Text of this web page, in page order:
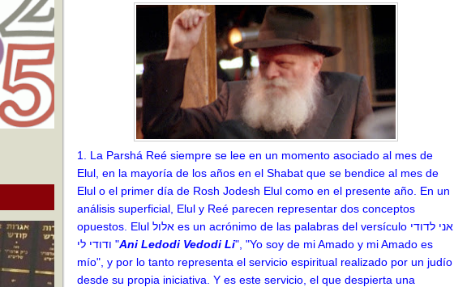
1. La Parshá Reé siempre se lee en un momento asociado al mes de
Elul, en la mayoría de los años en el Shabat que se bendice al mes de
Elul o el primer día de Rosh Jodesh Elul como en el presente año. En un
análisis superficial, Elul y Reé parecen representar dos conceptos
opuestos. Elul אלול es un acrónimo de las palabras del versículo אני לדודי
ודודי לי "Ani Ledodi Vedodi Li", "Yo soy de mi Amado y mi Amado es
mío", y por lo tanto representa el servicio espiritual realizado por un judío
desde su propia iniciativa. Y es este servicio, el que despierta una